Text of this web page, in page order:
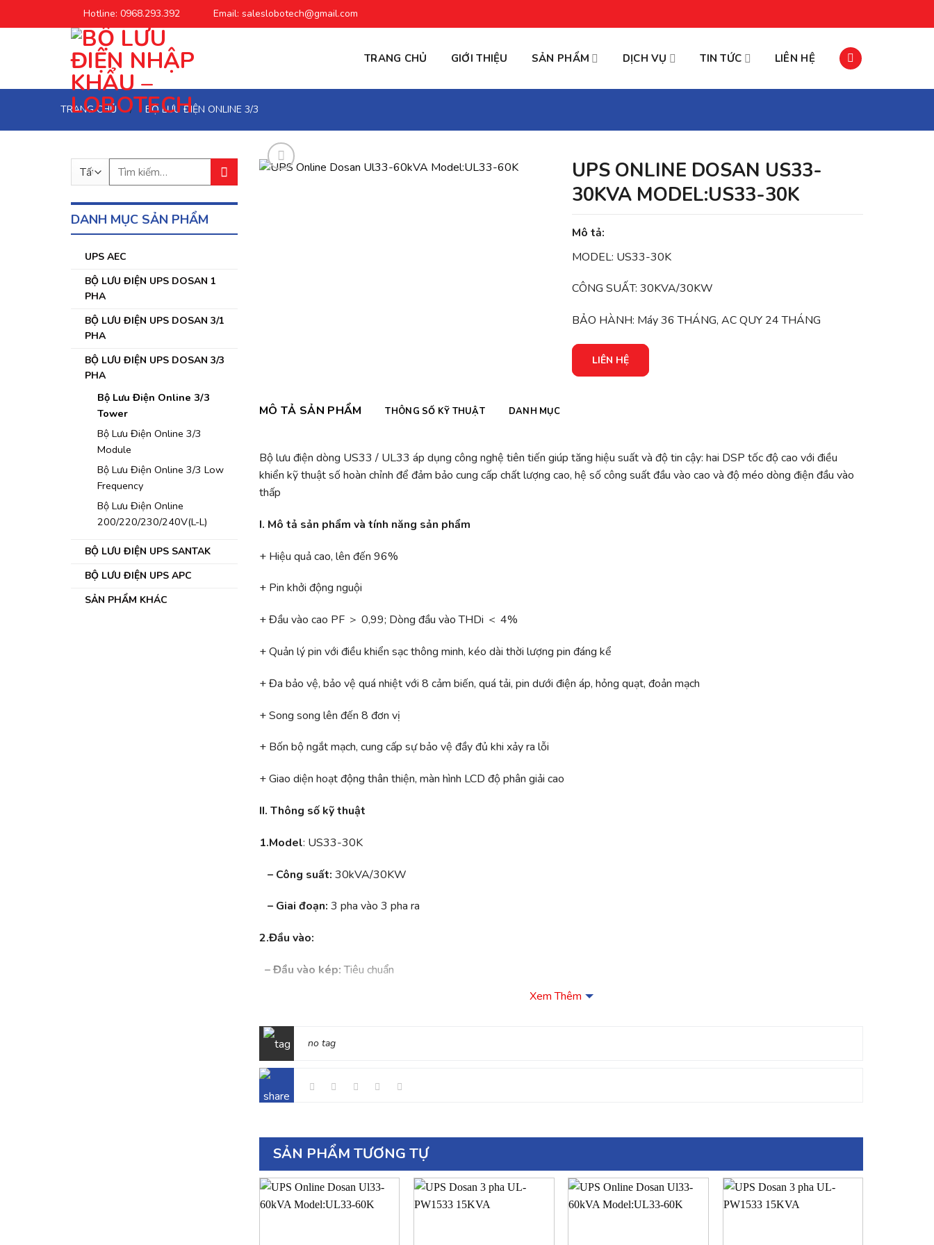
đến
Hotline: 0968.293.392 Email: saleslobotech@gmail.com
TRANG CHỦ GIỚI THIỆU SẢN PHẨM DỊCH VỤ TIN TỨC LIÊN HỆ
TRANG CHỦ / BỘ LƯU ĐIỆN ONLINE 3/3
Tìm
kiếm:
DANH MỤC SẢN PHẨM
UPS AEC
BỘ LƯU ĐIỆN UPS DOSAN 1
PHA
BỘ LƯU ĐIỆN UPS DOSAN 3/1
PHA
BỘ LƯU ĐIỆN UPS DOSAN 3/3
PHA
Bộ Lưu Điện Online 3/3
Tower
Bộ Lưu Điện Online 3/3
Module
Bộ Lưu Điện Online 3/3 Low
Frequency
Bộ Lưu Điện Online
200/220/230/240V(L-L)
BỘ LƯU ĐIỆN UPS SANTAK
BỘ LƯU ĐIỆN UPS APC
SẢN PHẨM KHÁC
UPS ONLINE DOSAN US33-
30KVA MODEL:US33-30K
Mô tả:
MODEL: US33-30K
CÔNG SUẤT: 30KVA/30KW
BẢO HÀNH: Máy 36 THÁNG, AC QUY 24 THÁNG
LIÊN HỆ
MÔ TẢ SẢN PHẨM THÔNG SỐ KỸ THUẬT DANH MỤC
Bộ lưu điện dòng US33 / UL33 áp dụng công nghệ tiên tiến giúp tăng hiệu suất và độ tin cậy: hai DSP tốc độ cao với điều
khiển kỹ thuật số hoàn chỉnh để đảm bảo cung cấp chất lượng cao, hệ số công suất đầu vào cao và độ méo dòng điện đầu vào
thấp
I. Mô tả sản phẩm và tính năng sản phẩm
+ Hiệu quả cao, lên đến 96%
+ Pin khởi động nguội
+ Đầu vào cao PF ＞ 0,99; Dòng đầu vào THDi ＜ 4%
+ Quản lý pin với điều khiển sạc thông minh, kéo dài thời lượng pin đáng kể
+ Đa bảo vệ, bảo vệ quá nhiệt với 8 cảm biến, quá tải, pin dưới điện áp, hỏng quạt, đoản mạch
+ Song song lên đến 8 đơn vị
+ Bốn bộ ngắt mạch, cung cấp sự bảo vệ đầy đủ khi xảy ra lỗi
+ Giao diện hoạt động thân thiện, màn hình LCD độ phân giải cao
II. Thông số kỹ thuật
1.Model: US33-30K
– Công suất: 30kVA/30KW
– Giai đoạn: 3 pha vào 3 pha ra
2.Đầu vào:
–Đầu vào kép:Tiêu chuẩn
+ 304~478VAC(dòng), tải đầy đủ
+ 228V ~ 304VAC (dòng), tải giảm tuyến tính theo điện áp pha tối thiểu
– Dải điện áp:
– Hệ số công suất đầu vào:>0.99
3.Đầu ra:
Xem Thêm
no tag
SẢN PHẨM TƯƠNG TỰ